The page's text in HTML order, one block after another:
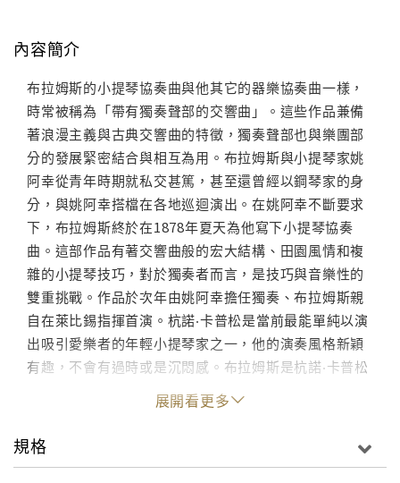
內容簡介
布拉姆斯的小提琴協奏曲與他其它的器樂協奏曲一樣，
時常被稱為「帶有獨奏聲部的交響曲」。這些作品兼備
著浪漫主義與古典交響曲的特徵，獨奏聲部也與樂團部
分的發展緊密結合與相互為用。布拉姆斯與小提琴家姚
阿幸從青年時期就私交甚篤，甚至還曾經以鋼琴家的身
分，與姚阿幸搭檔在各地巡迴演出。在姚阿幸不斷要求
下，布拉姆斯終於在1878年夏天為他寫下小提琴協奏
曲。這部作品有著交響曲般的宏大結構、田園風情和複
雜的小提琴技巧，對於獨奏者而言，是技巧與音樂性的
雙重挑戰。作品於次年由姚阿幸擔任獨奏、布拉姆斯親
自在萊比錫指揮首演。杭諾‧卡普松是當前最能單純以演
出吸引愛樂者的年輕小提琴家之一，他的演奏風格新穎
有趣，不會有過時或是沉悶感。布拉姆斯是杭諾‧卡普松
最愛的作曲家之一，特別是布拉姆斯作品裡的沉著與寧
靜。而這也正是他在這裡想要傳達的主旨。在哈丁與維
也納愛樂的協奏下，杭諾‧卡普松演奏出布拉姆斯輕盈飛
揚的一面，情感豐沛但是基調是抒情的。再加上清晰而
展開看更多
規格